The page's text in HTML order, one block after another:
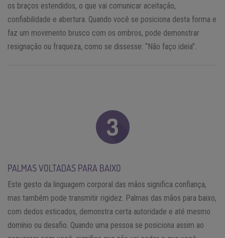
os braços estendidos, o que vai comunicar aceitação,
confiabilidade e abertura. Quando você se posiciona desta forma e
faz um movimento brusco com os ombros, pode demonstrar
resignação ou fraqueza, como se dissesse: “Não faço ideia”.
PALMAS VOLTADAS PARA BAIXO
Este gesto da linguagem corporal das mãos significa confiança,
mas também pode transmitir rigidez. Palmas das mãos para baixo,
com dedos esticados, demonstra certa autoridade e até mesmo
domínio ou desafio. Quando uma pessoa se posiciona assim ao